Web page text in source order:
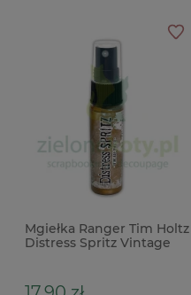
Mgiełka Ranger Tim Holtz
Distress Spritz Vintage